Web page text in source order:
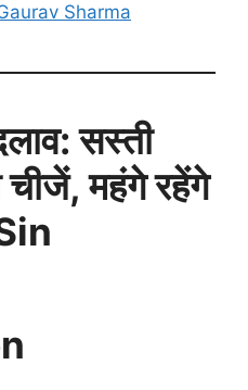
Sharma
सस्ती
चीजें, महंगे रहेंगे